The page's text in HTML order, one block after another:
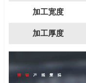
加工宽度
加工厚度